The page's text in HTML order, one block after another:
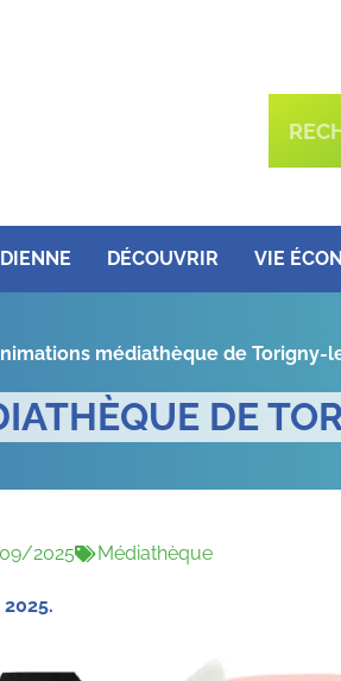
DÉCOUVRIR VIE
médiathèque de Torigny-
DE
2025 Médiathèque
2025.